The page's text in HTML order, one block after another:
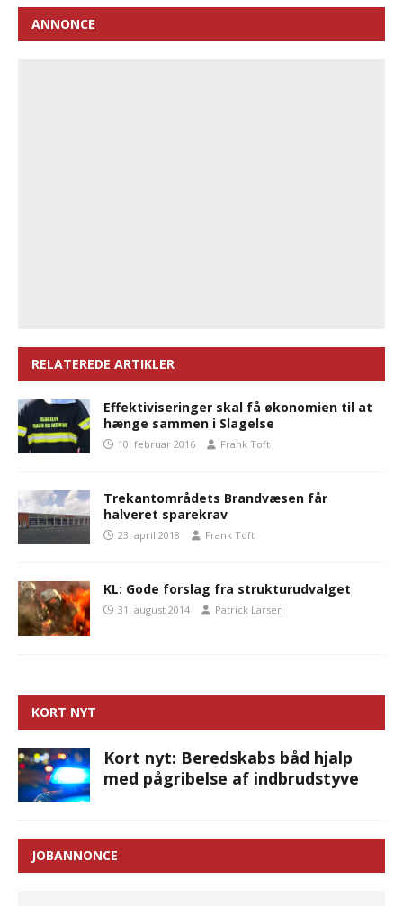
ANNONCE
RELATEREDE ARTIKLER
Effektiviseringer skal få økonomien til at
hænge sammen i Slagelse
10. februar 2016 Frank Toft
Trekantområdets Brandvæsen får
halveret sparekrav
23. april 2018 Frank Toft
KL: Gode forslag fra strukturudvalget
31. august 2014 Patrick Larsen
KORT NYT
Kort nyt: Beredskabs båd hjalp
med pågribelse af indbrudstyve
JOBANNONCE